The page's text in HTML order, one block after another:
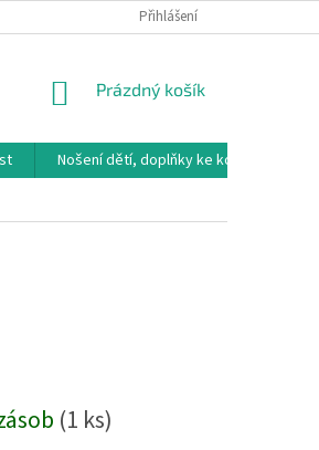
DOPRAVA, PLATBY A
Přihlášení
NÁKUPNÍ
Prázdný košík
Nošení dětí, doplňky ke kočárkům
(1 ks)